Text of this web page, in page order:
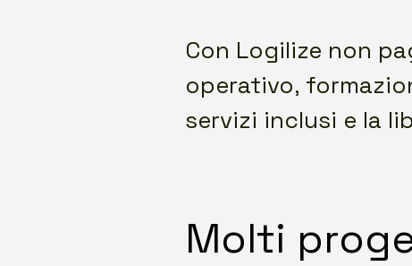
Con Logilize non
operativo,
servizi inclusi e la
Molti